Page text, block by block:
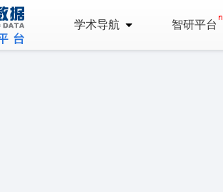
学术导航 智研平台